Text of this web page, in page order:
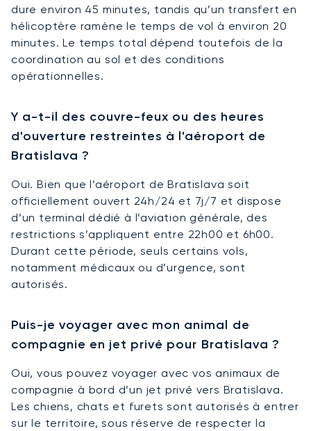
dure environ 45 minutes, tandis qu’un transfert en
hélicoptère ramène le temps de vol à environ 20
minutes. Le temps total dépend toutefois de la
coordination au sol et des conditions
opérationnelles.
Y a-t-il des couvre-feux ou des heures
d'ouverture restreintes à l'aéroport de
Bratislava ?
Oui. Bien que l’aéroport de Bratislava soit
officiellement ouvert 24h/24 et 7j/7 et dispose
d’un terminal dédié à l’aviation générale, des
restrictions s’appliquent entre 22h00 et 6h00.
Durant cette période, seuls certains vols,
notamment médicaux ou d’urgence, sont
autorisés.
Puis-je voyager avec mon animal de
compagnie en jet privé pour Bratislava ?
Oui, vous pouvez voyager avec vos animaux de
compagnie à bord d’un jet privé vers Bratislava.
Les chiens, chats et furets sont autorisés à entrer
sur le territoire, sous réserve de respecter la